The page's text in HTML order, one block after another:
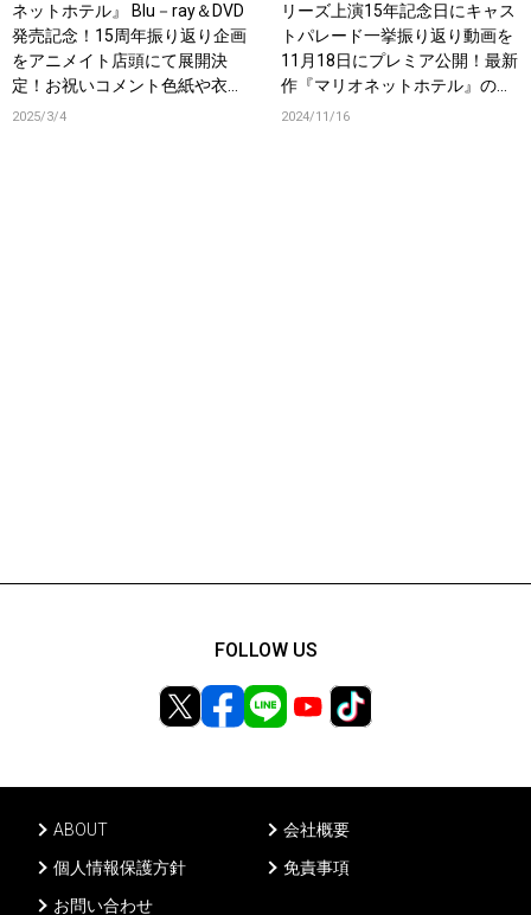
ネットホテル』 Blu－ray＆DVD
発売記念！15周年振り返り企画
をアニメイト店頭にて展開決
定！お祝いコメント色紙や衣裳
展、サイン入りグッズがあたる
2025/3/4
リーズ上演15年記念日にキャス
トパレード一挙振り返り動画を
11月18日にプレミア公開！最新
作『マリオネットホテル』の映
像も初公開！
2024/11/16
ABOUT
会社概要
個人情報保護方針
免責事項
お問い合わせ
FOLLOW US